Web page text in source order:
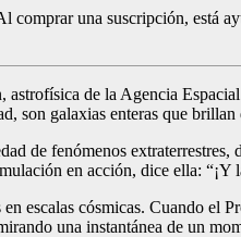
comprar una suscripción, está
de la Agencia
galaxias enteras que
de fenómenos
en acción, dice ella: “¡Y
cósmicas. Cuando el
una instantánea de un